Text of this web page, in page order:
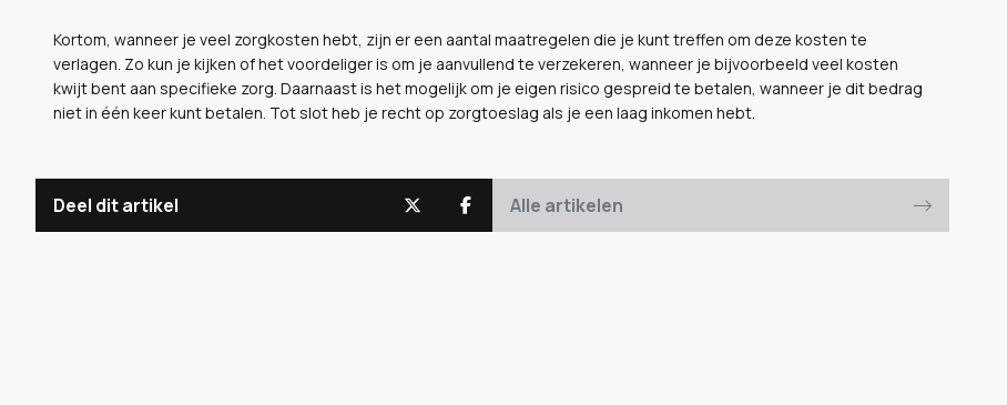
Kortom, wanneer je veel zorgkosten hebt, zijn er een aantal maatregelen die je kunt treffen om deze kosten te
verlagen. Zo kun je kijken of het voordeliger is om je aanvullend te verzekeren, wanneer je bijvoorbeeld veel kosten
kwijt bent aan specifieke zorg. Daarnaast is het mogelijk om je eigen risico gespreid te betalen, wanneer je dit bedrag
niet in één keer kunt betalen. Tot slot heb je recht op zorgtoeslag als je een laag inkomen hebt.
Deel dit artikel Alle artikelen